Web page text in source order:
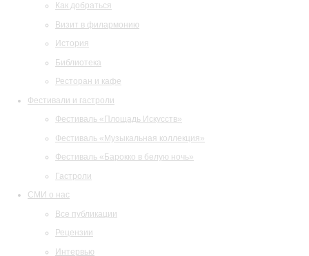
Как добраться
Визит в филармонию
История
Библиотека
Ресторан и кафе
Фестивали и гастроли
Фестиваль «Площадь Искусств»
Фестиваль «Музыкальная коллекция»
Фестиваль «Барокко в белую ночь»
Гастроли
СМИ о нас
Все публикации
Рецензии
Интервью